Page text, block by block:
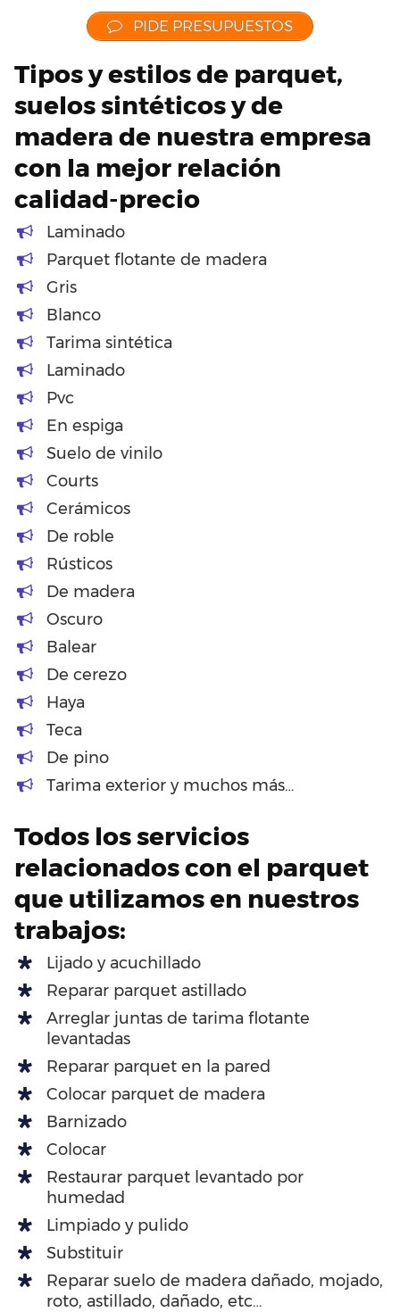
PIDE PRESUPUESTOS
Tipos y estilos de parquet,
suelos sintéticos y de
madera de nuestra empresa
con la mejor relación
calidad-precio
Laminado
Parquet flotante de madera
Gris
Blanco
Tarima sintética
Laminado
Pvc
En espiga
Suelo de vinilo
Courts
Cerámicos
De roble
Rústicos
De madera
Oscuro
Balear
De cerezo
Haya
Teca
De pino
Tarima exterior y muchos más…
Todos los servicios
relacionados con el parquet
que utilizamos en nuestros
trabajos:
Lijado y acuchillado
Reparar parquet astillado
Arreglar juntas de tarima flotante
levantadas
Reparar parquet en la pared
Colocar parquet de madera
Barnizado
Colocar
Restaurar parquet levantado por
humedad
Limpiado y pulido
Substituir
Reparar suelo de madera dañado, mojado,
roto, astillado, dañado, etc…